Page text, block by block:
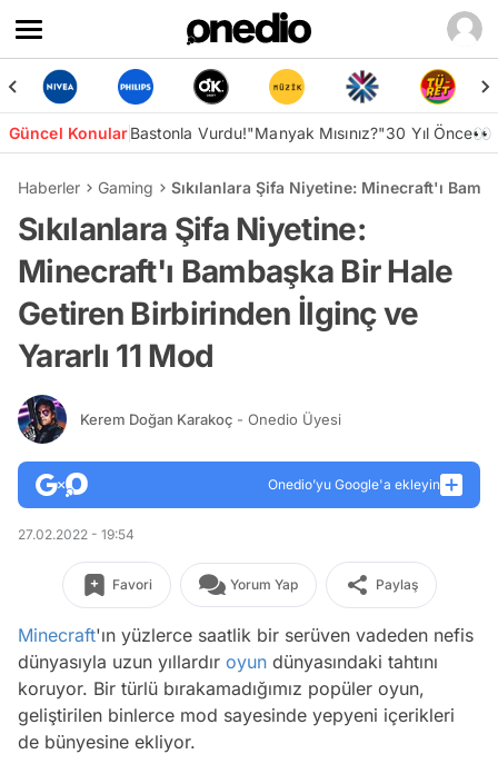
Güncel KonularBastonla Vurdu!"Manyak Mısınız?"30 Yıl Önce👀
Haberler Gaming Sıkılanlara Şifa Niyetine: Minecraft'ı
Sıkılanlara Şifa Niyetine:
Minecraft'ı Bambaşka Bir Hale
Getiren Birbirinden İlginç ve
Yararlı 11 Mod
Kerem Doğan Karakoç - Onedio Üyesi
Onedio’yu Google'a ekleyin
27.02.2022 - 19:54
Favori Yorum Yap Paylaş
Minecraft'ın yüzlerce saatlik bir serüven vadeden nefis
dünyasıyla uzun yıllardır oyun dünyasındaki tahtını
koruyor. Bir türlü bırakamadığımız popüler oyun,
geliştirilen binlerce mod sayesinde yepyeni içerikleri
de bünyesine ekliyor.